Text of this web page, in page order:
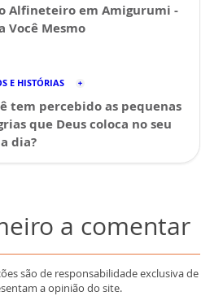
Alfineteiro em Amigurumi -
Você Mesmo
E HISTÓRIAS
tem percebido as pequenas
que Deus coloca no seu
dia?
a comentar
são de responsabilidade exclusiva de
a opinião do site.